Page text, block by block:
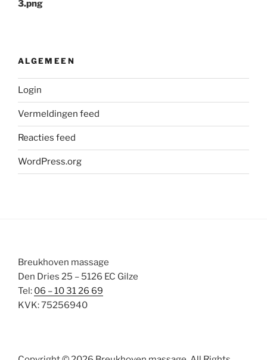
3.png
ALGEMEEN
Login
Vermeldingen feed
Reacties feed
WordPress.org
Breukhoven massage
Den Dries 25 – 5126 EC Gilze
Tel: 06 – 10 31 26 69
KVK: 75256940